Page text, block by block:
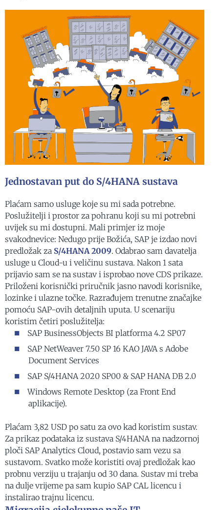
Jednostavan put do S/4HANA sustava
Plaćam samo usluge koje su mi sada potrebne.
Poslužitelji i prostor za pohranu koji su mi potrebni
uvijek su mi dostupni. Mali primjer iz moje
svakodnevice: Nedugo prije Božića, SAP je izdao novi
predložak za S/4HANA 2009. Odabrao sam davatelja
usluge u Cloud-u i veličinu sustava. Nakon 1 sata
prijavio sam se na sustav i isprobao nove CDS prikaze.
Priloženi korisnički priručnik jasno navodi korisnike,
lozinke i ulazne točke. Razrađujem trenutne značajke
pomoću SAP-ovih detaljnih uputa. U scenariju
koristim četiri poslužitelja:
SAP BusinessObjects BI platforma 4.2 SP07
SAP NetWeaver 7.50 SP 16 KAO JAVA s Adobe
Document Services
SAP S/4HANA 2020 SP00 & SAP HANA DB 2.0
Windows Remote Desktop (za Front End
aplikacije).
Plaćam 3,82 USD po satu za ovo kad koristim sustav.
Za prikaz podataka iz sustava S/4HANA na nadzornoj
ploči SAP Analytics Cloud, postavio sam vezu sa
sustavom. Svatko može koristiti ovaj predložak kao
probnu verziju u trajanju od 30 dana. Sustav mi treba
na dulje vrijeme pa sam kupio SAP CAL licencu i
instalirao trajnu licencu.